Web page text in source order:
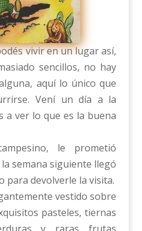
vivir en un lugar así,
sencillos, no hay
aquí lo único que
Vení un día a la
a ver lo que es la buena
le prometió
semana siguiente llegó
para devolverle la visita.
vestido sobre
pasteles, tiernas